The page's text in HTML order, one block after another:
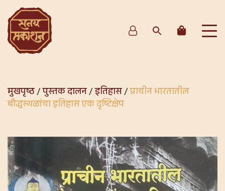
मुखपृष्ठ/पुस्तक दालन/इतिहास/प्राचीन भारतातील
बौद्धस्थळांचा इतिहास एक दृष्टिक्षेप